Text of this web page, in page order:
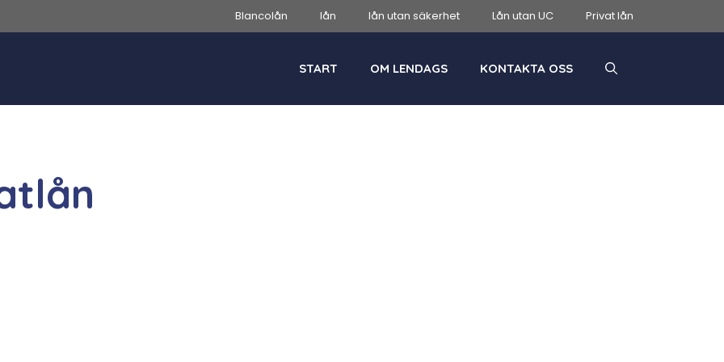
Blancolån lån lån utan säkerhet Lån utan UC Privat lån
START OM LENDAGS KONTAKTA OSS